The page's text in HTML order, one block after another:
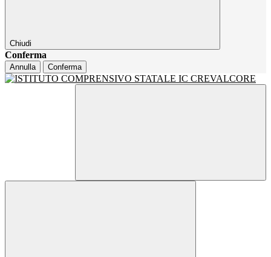
Chiudi
Conferma
Annulla Conferma